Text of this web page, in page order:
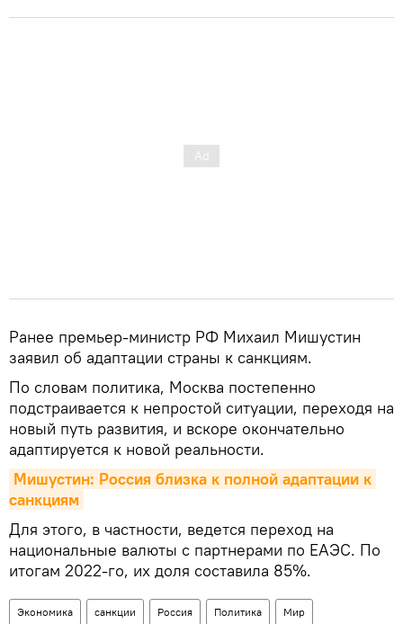
Ранее премьер-министр РФ Михаил Мишустин
заявил об адаптации страны к санкциям.
По словам политика, Москва постепенно
подстраивается к непростой ситуации, переходя на
новый путь развития, и вскоре окончательно
адаптируется к новой реальности.
Мишустин: Россия близка к полной адаптации к
санкциям
Для этого, в частности, ведется переход на
национальные валюты с партнерами по ЕАЭС. По
итогам 2022-го, их доля составила 85%.
Экономика санкции Россия Политика Мир